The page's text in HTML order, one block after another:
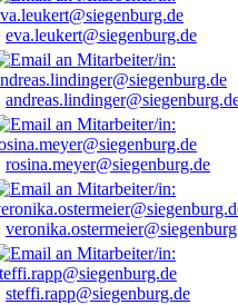
eva.leukert@siegenburg.de
rosina.meyer@siegenburg.de
steffi.rapp@siegenburg.de